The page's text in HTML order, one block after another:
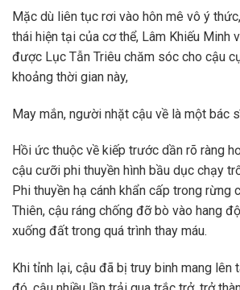
Mặc dù liên tục rơi vào hôn mê vô ý
thái hiện tại của cơ thể, Lâm Khiếu Minh
được Lục Tẫn Triêu chăm sóc cho cậu
khoảng thời gian này,
May mắn, người nhặt cậu về là một bác
Hồi ức thuộc về kiếp trước dần rõ ràng
cậu cưỡi phi thuyền hình bầu dục chạy
Phi thuyền hạ cánh khẩn cấp trong rừng
Thiên, cậu ráng chống đỡ bò vào hang
xuống đất trong quá trình thay máu.
Khi tỉnh lại, cậu đã bị truy binh mang lên